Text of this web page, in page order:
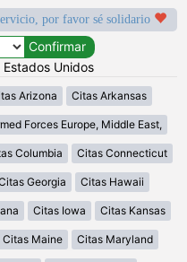
por favor sé solidario
Unidos
Arizona Citas Arkansas
Forces Europe, Middle East,
Columbia Citas Connecticut
Georgia Citas Hawaii
Citas Iowa Citas Kansas
Citas Maine Citas Maryland